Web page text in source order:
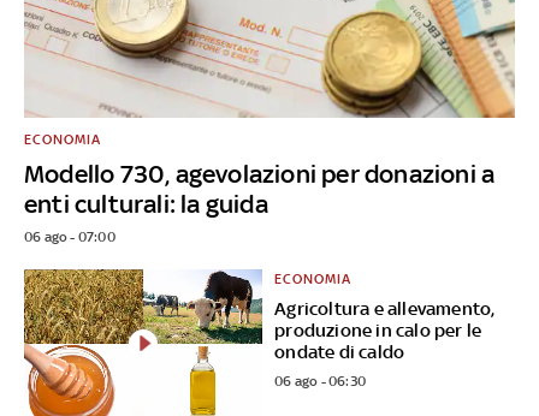
Modello 730, agevolazioni per donazioni a
enti culturali: la guida
ECONOMIA
06 ago - 07:00
Agricoltura e allevamento,
produzione in calo per le
ondate di caldo
ECONOMIA
06 ago - 06:30